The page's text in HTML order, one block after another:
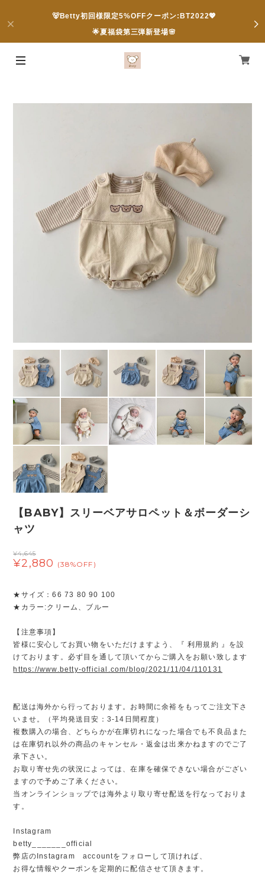
🐻Betty初回様限定5%OFFクーポン:BT2022💖
🌟夏福袋第三弾新登場🌸
【BABY】スリーベアサロペット＆ボーダーシ
ャツ
¥4,645
¥2,880 (38%OFF)
★サイズ：66 73 80 90 100
★カラー:クリーム、ブルー
【注意事項】
皆様に安心してお買い物をいただけますよう、『 利用規約 』を設
けております。必ず目を通して頂いてからご購入をお願い致します
https://www.betty-official.com/blog/2021/11/04/110131
配送は海外から行っております。お時間に余裕をもってご注文下さ
いませ。（平均発送目安：3-14日間程度）
複数購入の場合、どちらかが在庫切れになった場合でも不良品また
は在庫切れ以外の商品のキャンセル・返金は出来かねますのでご了
承下さい。
お取り寄せ先の状況によっては、在庫を確保できない場合がござい
ますので予めご了承ください。
当オンラインショップでは海外より取り寄せ配送を行なっておりま
す。
Instagram
betty_______official
弊店のInstagram accountをフォローして頂ければ、
お得な情報やクーポンを定期的に配信させて頂きます。